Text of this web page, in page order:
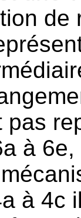
de
pas
à
à 4c